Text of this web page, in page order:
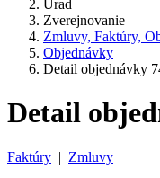
Úrad
Zverejnovanie
Zmluvy, Faktúry,
Objednávky
Detail objednávky
Detail
Faktúry | Zmluvy